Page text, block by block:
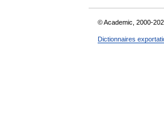
© Academic, 2000-
Dictionnaires